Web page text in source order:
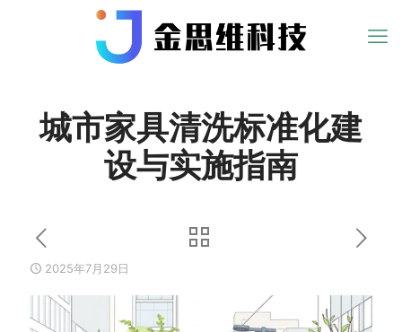
城市家具清洗标准化建
设与实施指南
2025年7月29日